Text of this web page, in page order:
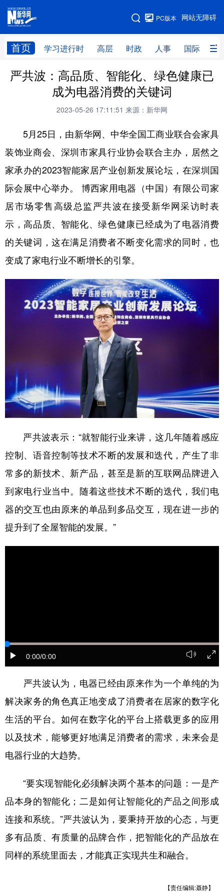
网站无障碍
PC版本
首页 学习进行时 高层 时政 人事 国际 财
网站地图
学习进行时 高层 时政 人事
财经 网评
科技 科创 量子 体育
文化 书画 健康 军事
法律 中央文件 金融 汽车
食品 人居 信息化 数字经济
学术中国 乡村振兴 银龄 溯源中国
城市 旅游 能源
娱乐 时尚
公益 一带一路 亚太网 上市公司
地方频道
北京 天津 山西
辽宁 吉林 上海 江苏
山东 河南 湖北 湖南
广东 广西 海南 重庆
四川 贵州 云南 西藏
陕西 甘肃 青海 宁夏
新疆 内蒙古
严共波：高品质、智能化、绿色健康已
成为电器消费的关键词
2023-05-26 17:11:51 来源：新华网
5月25日，由新华网、中华全国工商业联合会家具
装饰业商会、深圳市家具行业协会联合主办，居然之
家承办的2023智能家居产业创新发展论坛，在深圳国
际会展中心举办。 博西家用电器（中国）有限公司家
居市场零售高级总监严共波在接受新华网采访时表
示，高品质、智能化、绿色健康已经成为了电器消费
的关键词，这在满足消费者不断变化需求的同时，也
变成了家电行业不断增长的引擎。
严共波表示：“就智能行业来讲，这几年随着感应
控制、语音控制等技术不断的发展和迭代，产生了非
常多的新技术、新产品，甚至是新的互联网品牌进入
到家电行业当中。随着这些技术不断的迭代，我们电
器的交互也由原来的单品到多品交互，现在进一步的
提升到了全屋智能的发展。”
0:00/0:00
严共波认为，电器已经由原来作为一个单纯的为
解决家务的角色真正地变成了消费者在居家的数字化
生活的平台。如何在数字化的平台上搭载更多的应用
以及技术，能够更好地满足消费者的需求，未来会是
电器行业的大趋势。
“要实现智能化必须解决两个基本的问题：一是产
品本身的智能化；二是如何让智能化的产品之间形成
连接和系统。”严共波认为，要秉持开放的心态，与更
多有品质、有质量的品牌合作，把智能化的产品放在
同样的系统里面去，才能真正实现共生和融合。
【责任编辑:聂静】